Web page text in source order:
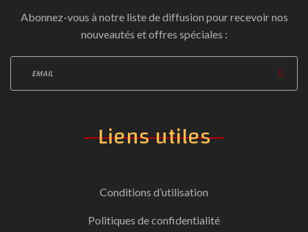
Abonnez-vous à notre liste de diffusion pour recevoir nos
nouveautés et offres spéciales :
Liensutiles
Conditions d’utilisation
Politiques de confidentialité